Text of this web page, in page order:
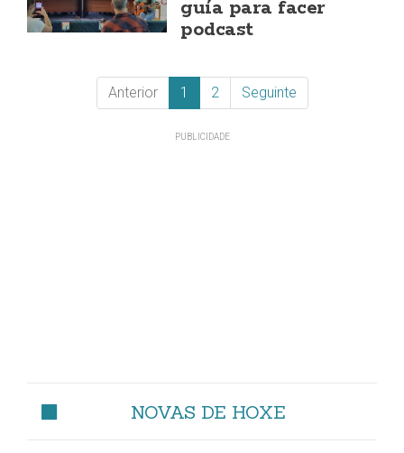
guía para facer
podcast
Anterior 1 2 Seguinte
NOVAS DE HOXE